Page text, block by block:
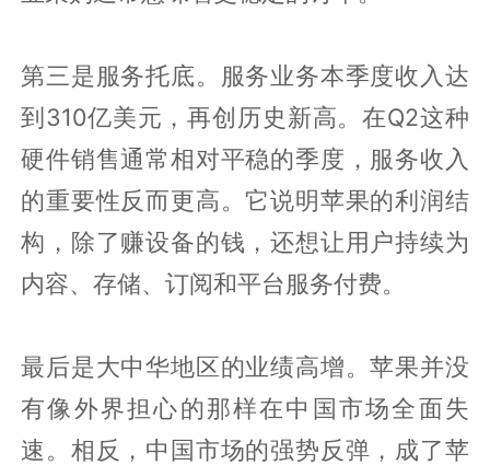
第三是服务托底。服务业务本季度收入达
到310亿美元，再创历史新高。在Q2这种
硬件销售通常相对平稳的季度，服务收入
的重要性反而更高。它说明苹果的利润结
构，除了赚设备的钱，还想让用户持续为
内容、存储、订阅和平台服务付费。
最后是大中华地区的业绩高增。苹果并没
有像外界担心的那样在中国市场全面失
速。相反，中国市场的强势反弹，成了苹